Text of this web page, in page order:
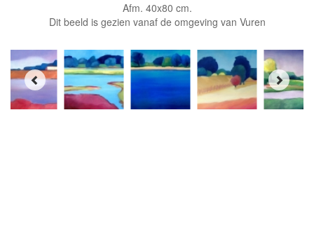
Afm. 40x80 cm.
Dit beeld is gezien vanaf de omgeving van Vuren